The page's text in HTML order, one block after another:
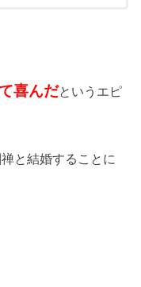
喜んだというエピ
と結婚することに